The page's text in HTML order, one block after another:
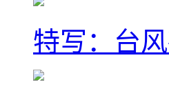
特写：台